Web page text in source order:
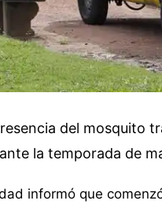
del mosquito
la temporada de
informó que